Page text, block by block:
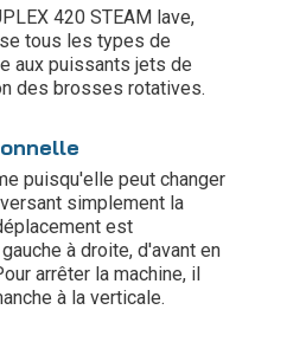
420 STEAM lave,
tous les types de
aux puissants jets de
des brosses rotatives.
puisqu'elle peut changer
simplement la
est
à droite, d'avant en
arrêter la machine, il
à la verticale.